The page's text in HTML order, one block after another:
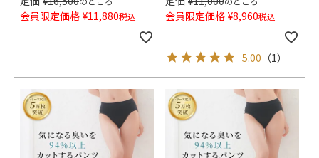
会員限定価格 ¥11,880税込 会員限定価格 ¥8,960税込
5.00 （1）